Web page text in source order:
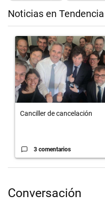
Noticias en Tendencia
Un artículo de tendencia con
Canciller de cancelación
3 comentarios
Conversación